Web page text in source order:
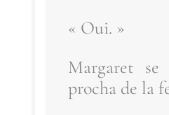
« Oui. »
Mar­ga­ret se
pro­cha de la